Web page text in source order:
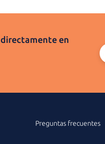
directamente en
Preguntas frecuentes